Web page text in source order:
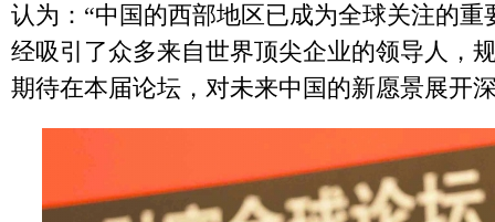
认为：“中国的西部地区已成为全球关注的重
经吸引了众多来自世界顶尖企业的领导人，
期待在本届论坛，对未来中国的新愿景展开